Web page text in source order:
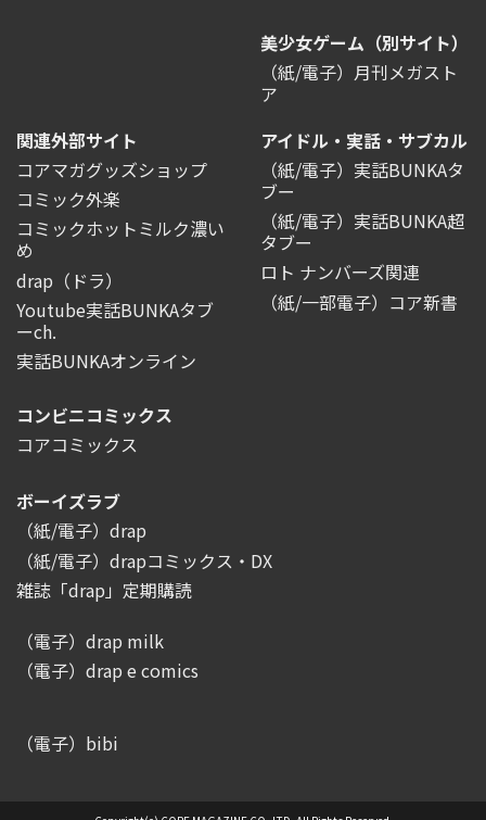
美少女ゲーム（別サイト）
（紙/電子）月刊メガスト
ア
関連外部サイト
コアマガグッズショップ
コミック外楽
コミックホットミルク濃い
め
drap（ドラ）
Youtube実話BUNKAタブ
ーch.
実話BUNKAオンライン
アイドル・実話・サブカル
（紙/電子）実話BUNKAタ
ブー
（紙/電子）実話BUNKA超
タブー
ロト ナンバーズ関連
（紙/一部電子）コア新書
コンビニコミックス
コアコミックス
ボーイズラブ
（紙/電子）drap
（紙/電子）drapコミックス・DX
雑誌「drap」定期購読
（電子）drap milk
（電子）drap e comics
（電子）bibi